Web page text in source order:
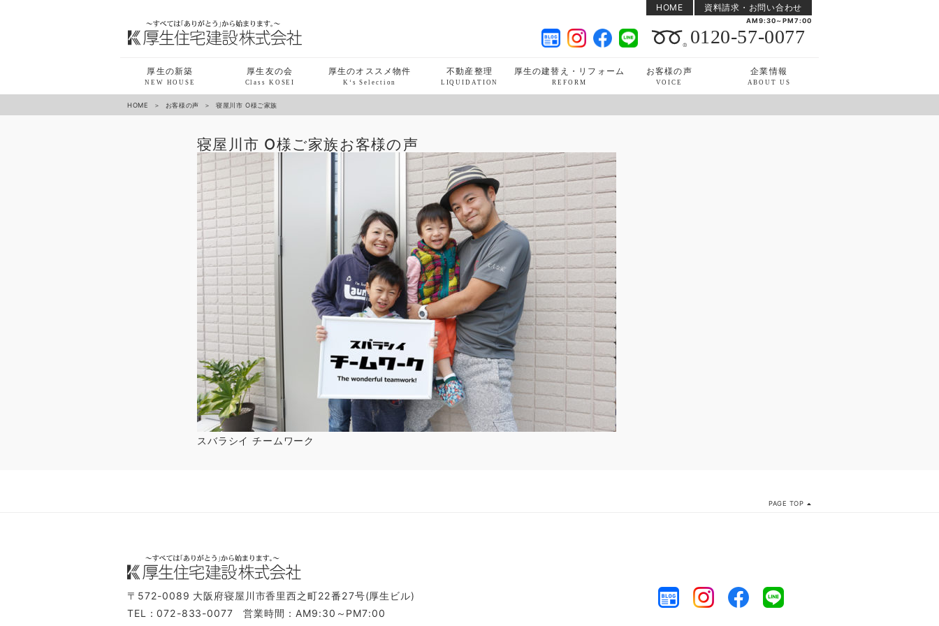
HOME 資料請求・お問い合わせ
AM9:30～PM7:00
0120-57-0077
厚生の新築
NEW HOUSE
厚生友の会
Class KOSEI
厚生のオススメ物件
K‘s Selection
不動産整理
LIQUIDATION
厚生の建替え・リフォーム
REFORM
お客様の声
VOICE
企業情報
ABOUT US
HOME お客様の声 寝屋川市 O様ご家族
寝屋川市 O様ご家族お客様の声
スバラシイ チームワーク
PAGE TOP
〒572-0089 大阪府寝屋川市香里西之町22番27号(厚生ビル)
TEL：072-833-0077
営業時間：AM9:30～PM7:00